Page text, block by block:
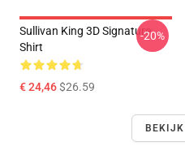
Sullivan King 3D Signature
Shirt
€ 24,46$26.59
-20%